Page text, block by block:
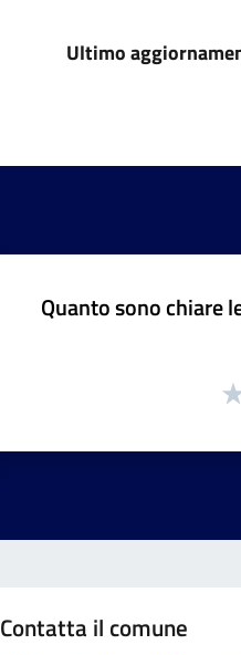
Ultimo
Quanto sono chiare
Contatta il comune